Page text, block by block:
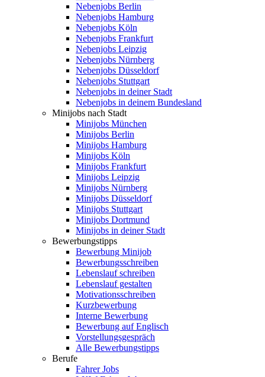
Nebenjobs Berlin
Nebenjobs Hamburg
Nebenjobs Köln
Nebenjobs Frankfurt
Nebenjobs Leipzig
Nebenjobs Nürnberg
Nebenjobs Düsseldorf
Nebenjobs Stuttgart
Nebenjobs in deiner Stadt
Nebenjobs in deinem Bundesland
Minijobs nach Stadt
Minijobs München
Minijobs Berlin
Minijobs Hamburg
Minijobs Köln
Minijobs Frankfurt
Minijobs Leipzig
Minijobs Nürnberg
Minijobs Düsseldorf
Minijobs Stuttgart
Minijobs Dortmund
Minijobs in deiner Stadt
Bewerbungstipps
Bewerbung Minijob
Bewerbungsschreiben
Lebenslauf schreiben
Lebenslauf gestalten
Motivationsschreiben
Kurzbewerbung
Interne Bewerbung
Bewerbung auf Englisch
Vorstellungsgespräch
Alle Bewerbungstipps
Berufe
Fahrer Jobs